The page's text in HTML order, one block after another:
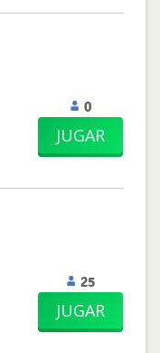
0
JUGAR
25
JUGAR